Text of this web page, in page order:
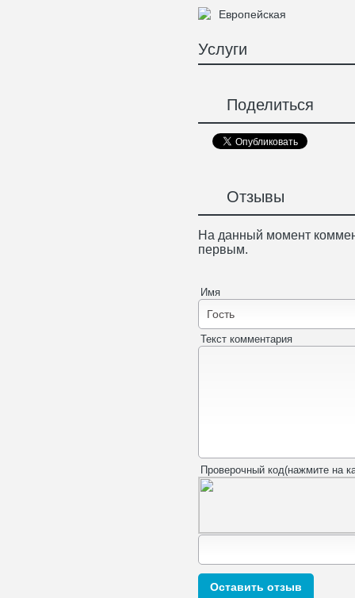
Европейская
Услуги
Поделиться
Отзывы
На данный момент
первым.
Имя
Текст комментария
Проверочный код(нажмите на